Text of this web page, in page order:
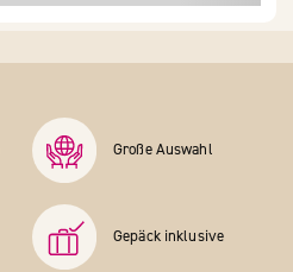
Große Auswahl
Gepäck inklusive